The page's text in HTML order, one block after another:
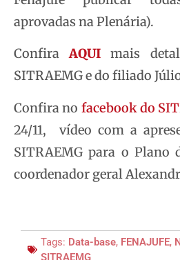
aprovadas na Plenária).
ConfiraAQUI mais
SITRAEMG e do filiado
Confira no facebook do
24/11, vídeo com a
SITRAEMG para o Plano
coordenador geral
Tags: Data-base, FENAJUFE,